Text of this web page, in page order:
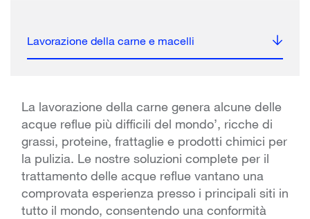
Lavorazione della carne e macelli
La lavorazione della carne genera alcune delle
acque reflue più difficili del mondo’, ricche di
grassi, proteine, frattaglie e prodotti chimici per
la pulizia. Le nostre soluzioni complete per il
trattamento delle acque reflue vantano una
comprovata esperienza presso i principali siti in
tutto il mondo, consentendo una conformità